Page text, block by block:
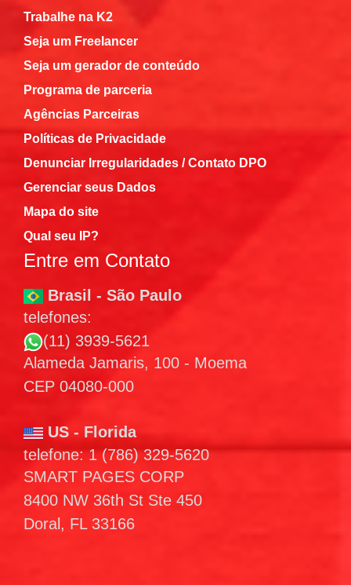
Trabalhe na K2
Seja um Freelancer
Seja um gerador de conteúdo
Programa de parceria
Agências Parceiras
Políticas de Privacidade
Denunciar Irregularidades / Contato DPO
Gerenciar seus Dados
Mapa do site
Qual seu IP?
Entre em Contato
Brasil - São Paulo
telefones:
(11) 3939-5621
Alameda Jamaris, 100 - Moema
CEP 04080-000
US - Florida
telefone: 1 (786) 329-5620
SMART PAGES CORP
8400 NW 36th St Ste 450
Doral, FL 33166